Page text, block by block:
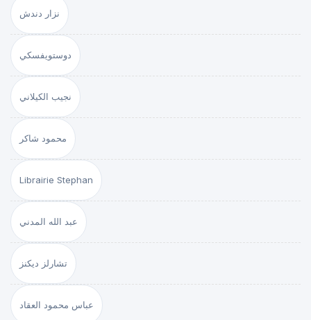
نزار دندش
دوستويفسكي
نجيب الكيلاني
محمود شاكر
Librairie Stephan
عبد الله المدني
تشارلز ديكنز
عباس محمود العقاد